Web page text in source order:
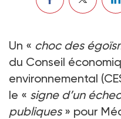
Un « choc des
du Conseil
environnemental
le « signe d’un
publiques» pour